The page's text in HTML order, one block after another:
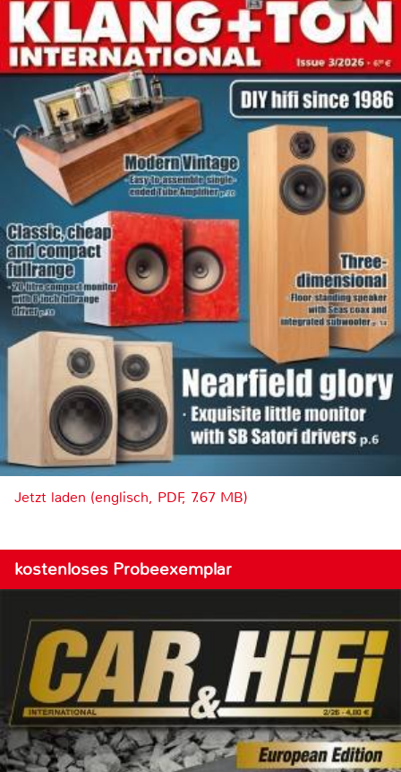
Jetzt laden (englisch, PDF, 7.67 MB)
kostenloses Probeexemplar